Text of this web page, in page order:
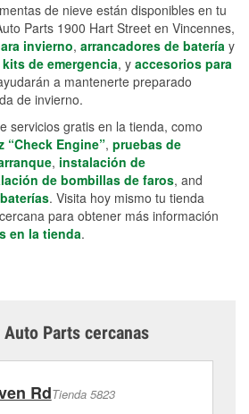
de nieve están disponibles en tu
Parts 1900 Hart Street en Vincennes,
invierno, arrancadores de batería y
kits de emergencia, y accesorios para
a mantenerte preparado
de invierno.
servicios gratis en la tienda, como
Engine”, pruebas de
, instalación de
de bombillas de faros, and
. Visita hoy mismo tu tienda
para obtener más información
en la tienda.
Parts cercanas
RdTienda 5823